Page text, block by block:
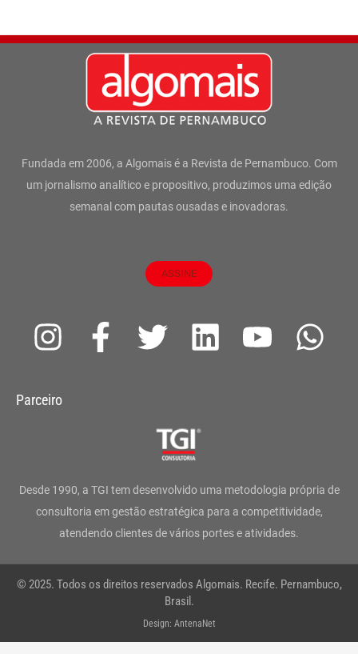
Fundada em 2006, a Algomais é a Revista de Pernambuco. Com
um jornalismo analítico e propositivo, produzimos uma edição
semanal com pautas ousadas e inovadoras.
ASSINE
I
s
g
r
a
m
F
a
o
o
k
-
T
t
e
r
L
d
i
n
Y
b
e
W
a
p
Parceiro
Desde 1990, a TGI tem desenvolvido uma metodologia própria de
consultoria em gestão estratégica para a competitividade,
atendendo clientes de vários portes e atividades.
© 2025. Todos os direitos reservados Algomais. Recife. Pernambuco,
Brasil.
Design: AntenaNet